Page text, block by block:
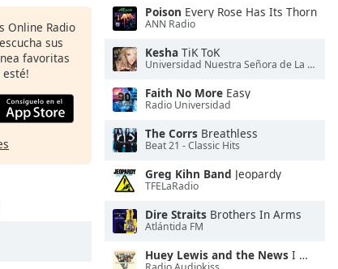
Online Radio
sus
favoritas
Poison Every Rose Has Its Thorn
ANN Radio
Kesha TiK ToK
Universidad Nuestra Señora de La Paz
Faith No More Easy
Radio Universidad
The Corrs Breathless
Beat 21 - Classic Hits
Greg Kihn Band Jeopardy
TFELaRadio
Dire Straits Brothers In Arms
Atlántida FM
Huey Lewis and the News I Want a New Drug